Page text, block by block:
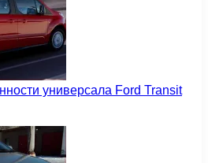
универсала Ford Transit